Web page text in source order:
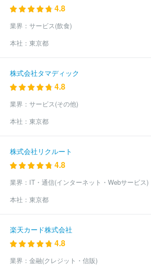
4.8
業界： サービス(飲食)
本社： 東京都
株式会社タマディック
4.8
業界： サービス(その他)
本社： 東京都
株式会社リクルート
4.8
業界： IT・通信(インターネット・Webサービス)
本社： 東京都
楽天カード株式会社
4.8
業界： 金融(クレジット・信販)